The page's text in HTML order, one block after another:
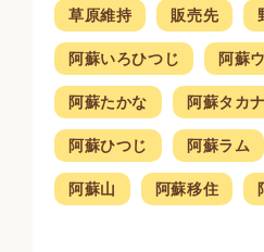
草原維持 販売先
阿蘇いろひつじ 阿蘇
阿蘇たかな 阿蘇タカ
阿蘇ひつじ 阿蘇ラム
阿蘇山 阿蘇移住